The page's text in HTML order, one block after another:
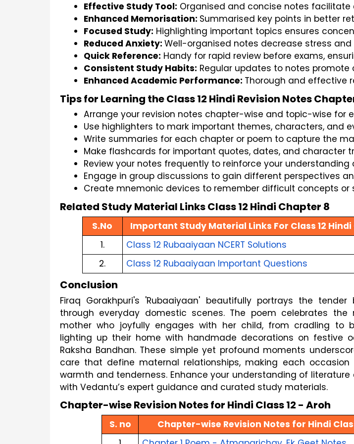
Effective Study Tool: Organised and concise notes facilitate
Enhanced Memorisation: Summarised key points in better
Focused Study: Highlighting important topics ensures
Reduced Anxiety: Well-organised notes decrease stress and
Quick Reference: Handy for rapid review before exams,
Consistent Study Habits: Regular updates to notes promote
Enhanced Academic Performance: Thorough and effective
Tips for Learning the Class 12 Hindi Revision Notes
Arrange your revision notes chapter-wise and topic-wise for
Use highlighters to mark important themes, characters, and
Write summaries for each chapter or poem to capture the
Make flashcards for important quotes, dates, and character
Review your notes frequently to reinforce your understanding
Engage in group discussions to gain different perspectives
Create mnemonic devices to remember difficult concepts or
Related Study Material Links Class 12 Hindi Chapter 8
S.No
Important Study Material Links For Class 12
1.
Class 12 Rubaaiyaan NCERT Solutions
2.
Class 12 Rubaaiyaan Important Questions
Conclusion
Firaq Gorakhpuri's 'Rubaaiyaan' beautifully portrays the
through everyday domestic scenes. The poem celebrates
mother who joyfully engages with her child, from cradling to
lighting up their home with handmade decorations on festive
Raksha Bandhan. These simple yet profound moments
care that define maternal relationships, making each
warmth and tenderness. Enhance your understanding of literature
with Vedantu’s expert guidance and curated study materials.
Chapter-wise Revision Notes for Hindi Class 12 - Aroh
S. no
Chapter-wise Revision Notes for Hindi